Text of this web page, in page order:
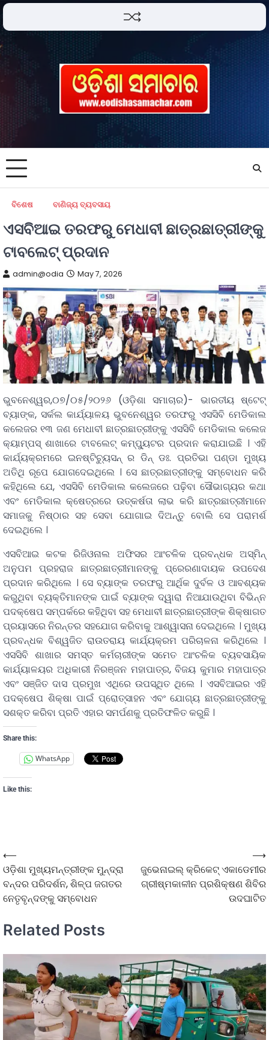
ବିଶେଷ ବାଣିଜ୍ୟ ବ୍ୟବସାୟ
ଏସବିଆଇ ତରଫରୁ ମେଧାବୀ ଛାତ୍ରଛାତ୍ରୀଙ୍କୁ
ଟାବଲେଟ୍ ପ୍ରଦାନ
admin@odia May 7, 2026
ଭୁବନେଶ୍ୱର,୦୭/୦୫/୨୦୨୬ (ଓଡ଼ିଶା ସମାଚାର)- ଭାରତୀୟ ଷ୍ଟେଟ୍
ବ୍ୟାଙ୍କ, ସର୍କଲ କାର୍ଯ୍ୟାଳୟ ଭୁବନେଶ୍ୱର ତରଫରୁ ଏସସିବି ମେଡିକାଲ
କଲେଜର ୧୩ ଜଣ ମେଧାବୀ ଛାତ୍ରଛାତ୍ରୀଙ୍କୁ ଏସସିବି ମେଡିକାଲ କଲେଜ
କ୍ୟାମ୍ପସ୍ ଶାଖାରେ ଟାବଲେଟ୍ କମ୍ପ୍ୟୁଟର ପ୍ରଦାନ କରାଯାଇଛି । ଏହି
କାର୍ଯ୍ୟକ୍ରମରେ ଇନଷ୍ଟିଚୁ୍ୟସନ୍ ର ଡିନ୍ ଡଃ. ପ୍ରତିଭା ପଣ୍ଡା ମୁଖ୍ୟ
ଅତିଥି ରୂପେ ଯୋଗଦେଇଥିଲେ । ସେ ଛାତ୍ରଛାତ୍ରୀଙ୍କୁ ସମ୍ବୋଧନ କରି
କହିଥିଲେ ଯେ, ଏସସିବି ମେଡିକାଲ କଲେଜରେ ପଢ଼ିବା ସୌଭାଗ୍ୟର କଥା
ଏବଂ ମେଡିକାଲ କ୍ଷେତ୍ରରେ ଉତ୍କର୍ଷତା ଲାଭ କରି ଛାତ୍ରଛାତ୍ରୀମାନେ
ସମାଜକୁ ନିଷ୍ଠାର ସହ ସେବା ଯୋଗାଇ ଦିଅନ୍ତୁ ବୋଲି ସେ ପରାମର୍ଶ
ଦେଇଥିଲେ ।
ଏସବିଆଇ କଟକ ରିଜିଓନାଲ ଅଫିସର ଆଂଚଳିକ ପ୍ରବନ୍ଧକ ଅସ୍ମିନ୍
ଅନୁପମ ପ୍ରହରାଜ ଛାତ୍ରଛାତ୍ରୀମାନଙ୍କୁ ପ୍ରେରଣାଦାୟକ ଉପଦେଶ
ପ୍ରଦାନ କରିଥିଲେ । ସେ ବ୍ୟାଙ୍କ ତରଫରୁ ଆର୍ଥିକ ଦୁର୍ବଳ ଓ ଆବଶ୍ୟକ
କରୁଥିବା ବ୍ୟକ୍ତିମାନଙ୍କ ପାଇଁ ବ୍ୟାଙ୍କ ଦ୍ୱାରା ନିଆଯାଉଥିବା ବିଭିନ୍ନ
ପଦକ୍ଷେପ ସମ୍ପର୍କରେ କହିଥିବା ସହ ମେଧାବୀ ଛାତ୍ରଛାତ୍ରୀଙ୍କ ଶିକ୍ଷାଗତ
ପ୍ରୟାସରେ ନିରନ୍ତର ସହଯୋଗ କରିବାକୁ ଆଶ୍ୱାସନା ଦେଇଥିଲେ । ମୁଖ୍ୟ
ପ୍ରବନ୍ଧକ ବିଶ୍ୱଜିତ ରାଉତରାୟ କାର୍ଯ୍ୟକ୍ରମ ପରିଚାଳନା କରିଥିଲେ ।
ଏସସିବି ଶାଖାର ସମସ୍ତ କର୍ମଚାରୀଙ୍କ ସମେତ ଆଂଚଳିକ ବ୍ୟବସାୟିକ
କାର୍ଯ୍ୟାଳୟର ଅଧିକାରୀ ନିରଞ୍ଜନ ମହାପାତ୍ର, ବିଜୟ କୁମାର ମହାପାତ୍ର
ଏବଂ ସଞ୍ଜିତ ଦାସ ପ୍ରମୁଖ ଏଥିରେ ଉପସ୍ଥିତ ଥିଲେ । ଏସବିଆଇର ଏହି
ପଦକ୍ଷେପ ଶିକ୍ଷା ପାଇଁ ପ୍ରୋତ୍ସାହନ ଏବଂ ଯୋଗ୍ୟ ଛାତ୍ରଛାତ୍ରୀଙ୍କୁ
ସଶକ୍ତ କରିବା ପ୍ରତି ଏହାର ସମର୍ପଣକୁ ପ୍ରତିଫଳିତ କରୁଛି ।
Share this:
WhatsApp
Like this:
⟵
ଓଡ଼ିଶା ମୁଖ୍ୟମନ୍ତ୍ରୀଙ୍କ ମୁନ୍ଦ୍ରା
ବନ୍ଦର ପରିଦର୍ଶନ, ଶିଳ୍ପ ଜଗତର
ନେତୃବୃନ୍ଦଙ୍କୁ ସମ୍ବୋଧନ
ଜୁଭେନାଇଲ୍ କ୍ରିକେଟ୍ ଏକାଡେମୀର
ଗ୍ରୀଷ୍ମକାଳୀନ ପ୍ରଶିକ୍ଷଣ ଶିବିର
ଉଦଘାଟିତ
⟶
Related Posts